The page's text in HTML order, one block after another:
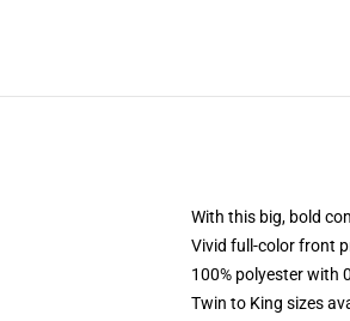
With this big, bold
Vivid full-color front
100% polyester with
Twin to King sizes